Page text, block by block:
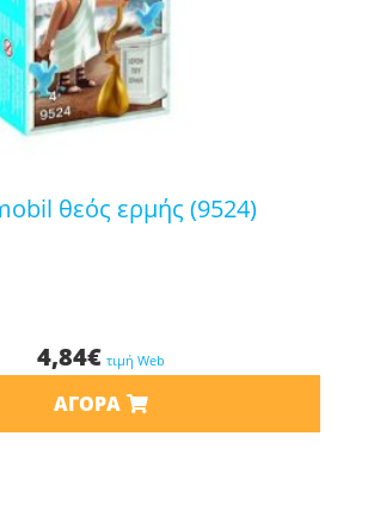
θεός ερμής (9524)
4,84€ τιμή Web
ΑΓΟΡΆ